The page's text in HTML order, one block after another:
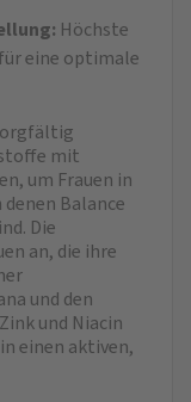
Höchste
eine optimale
mit
um Frauen in
Balance
Die
an, die ihre
und den
und Niacin
einen aktiven,